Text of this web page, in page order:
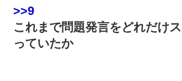
>>9
これまで問題発言をどれだけ
っていたか